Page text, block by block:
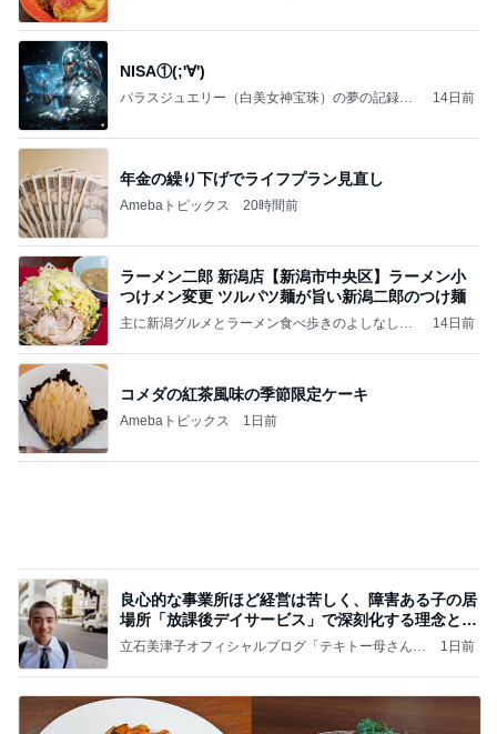
ラーメン二郎 新潟店【新潟市中央区】ラーメン小
つけメン変更 ツルパツ麺が旨い新潟二郎のつけ麺
主に新潟グルメとラーメン食べ歩きのよしなしご
14日前
コメダの紅茶風味の季節限定ケーキ
Amebaトピックス 1日前
良心的な事業所ほど経営は苦しく、障害ある子の居
場所「放課後デイサービス」で深刻化する理念と現
実の
立石美津子オフィシャルブログ「テキトー母さんの